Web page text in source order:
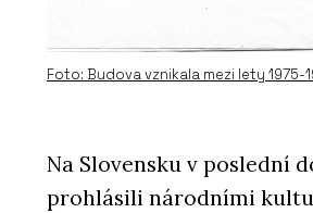
Foto: Budova vznikala mezi lety 1975-
Na Slovensku v poslední
prohlásili národními